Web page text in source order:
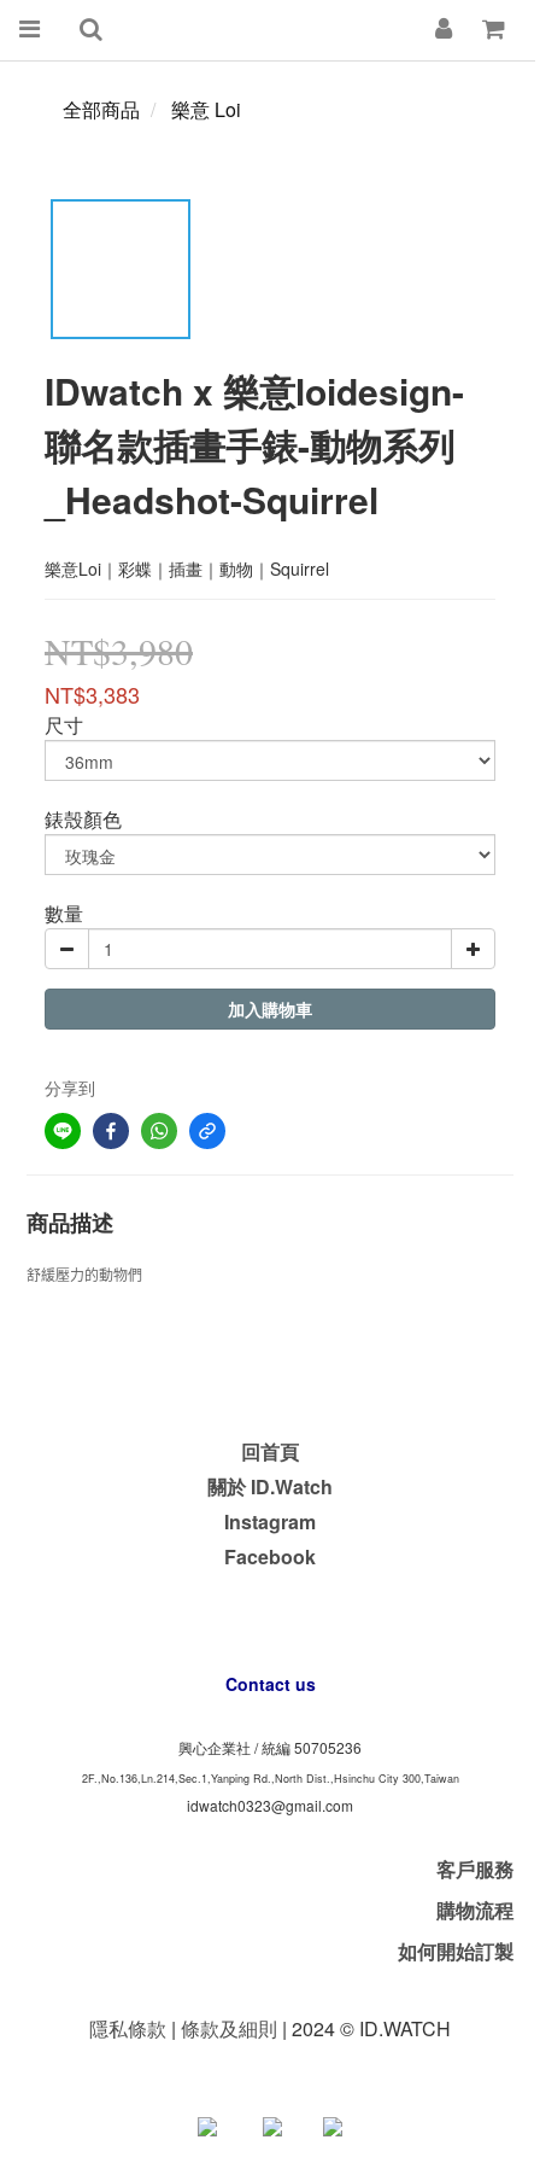
全部商品 樂意 Loi
IDwatch x 樂意loidesign-
聯名款插畫手錶-動物系列
_Headshot-Squirrel
樂意Loi｜彩蝶｜插畫｜動物｜Squirrel
NT$3,980
NT$3,383
尺寸
錶殼顏色
數量
加入購物車
分享到
商品描述
舒緩壓力的動物們
回首頁
關於 ID.Watch
Instagram
Facebook
Contact us
興心企業社 /統編 50705236
2F.,No.136,Ln.214,Sec.1,Yanping Rd.,North Dist.,Hsinchu City 300,Taiwan
idwatch0323@gmail.com
客戶服務
購物流程
如何開始訂製
隱私條款 | 條款及細則 | 2024 © ID.WATCH